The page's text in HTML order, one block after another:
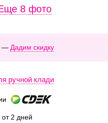
8 фото
— Дадим скидку
ручной клади
от 2 дней